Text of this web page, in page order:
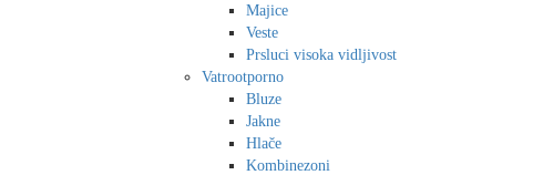
Majice
Veste
Prsluci visoka vidljivost
Vatrootporno
Bluze
Jakne
Hlače
Kombinezoni